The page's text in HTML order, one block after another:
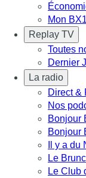
Mon BX1
Replay TV
Toutes
Dernier
La radio
Direct &
Nos
Bonjour
Bonjour
Il y a du
Le
Le Club